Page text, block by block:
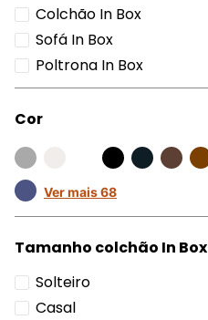
Ver mais 4
Colchão In Box
Sofá In Box
Poltrona In Box
Cor
Ver mais 68
Tamanho colchão In Box
Solteiro
Casal